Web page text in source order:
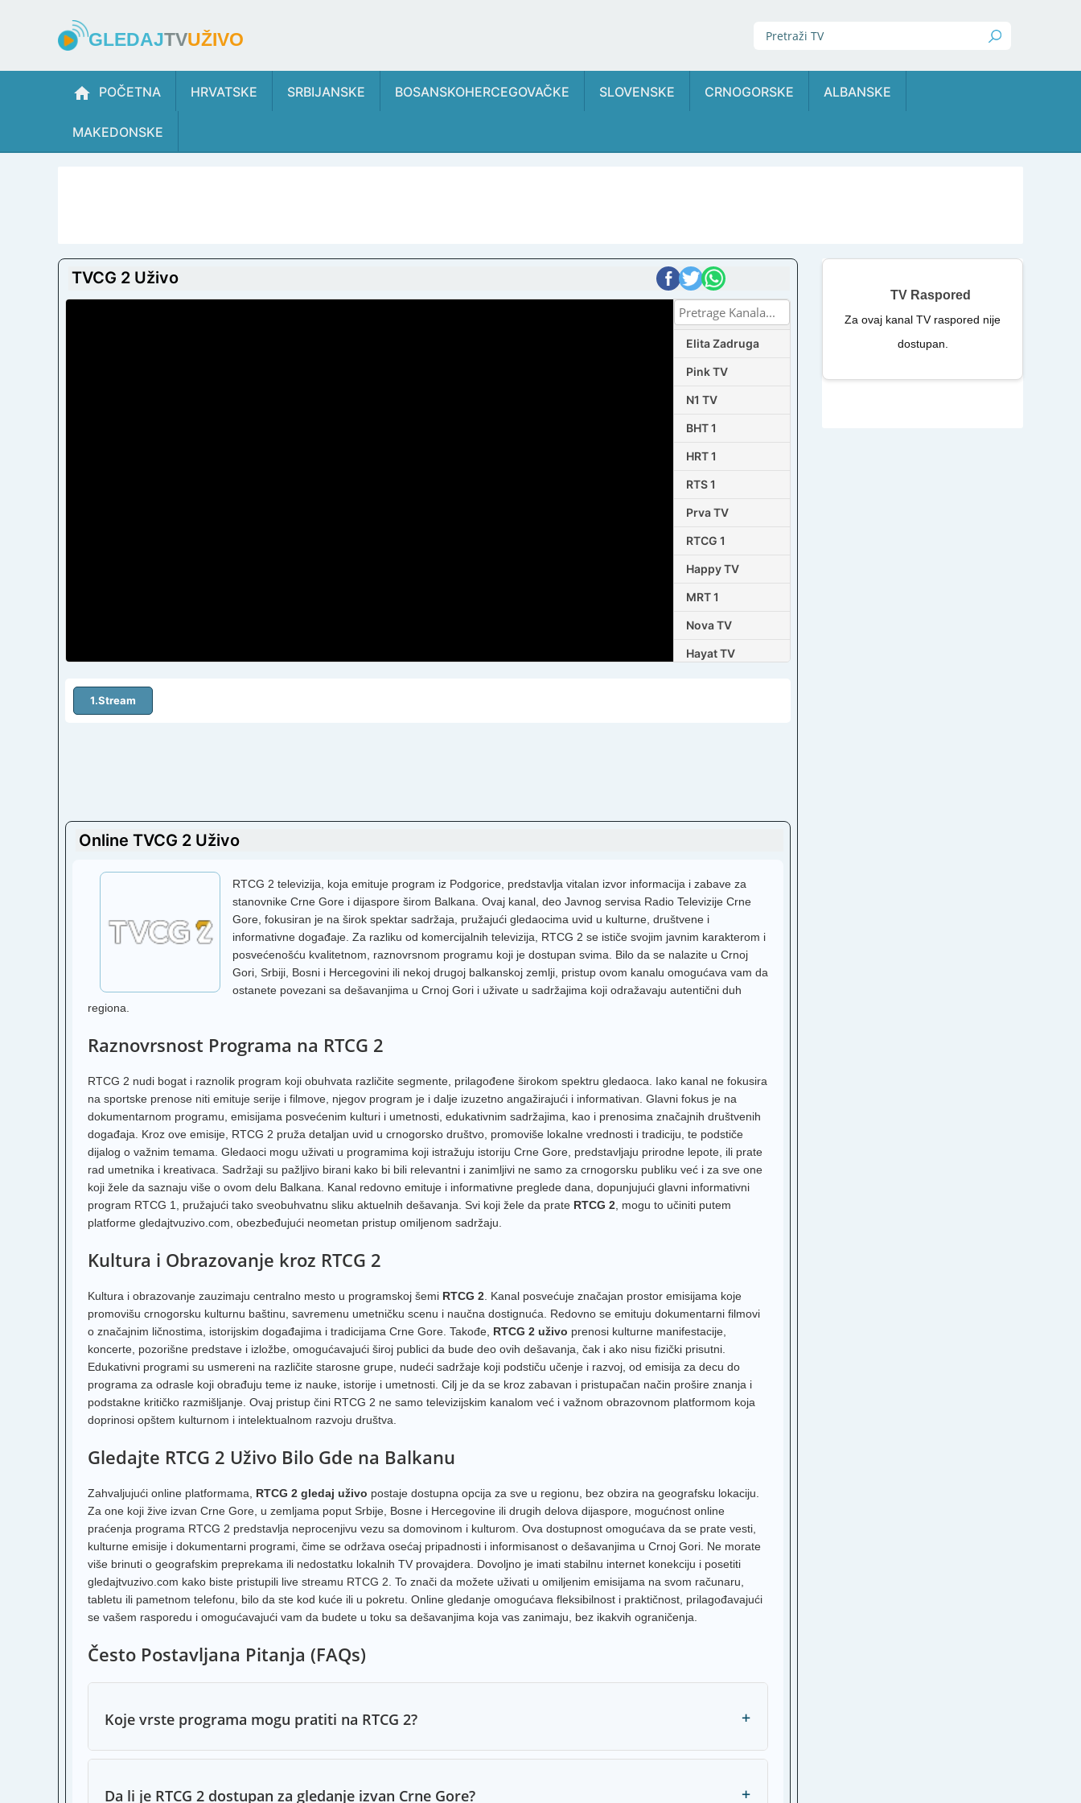
GLEDAJTVUŽIVO
POČETNA HRVATSKE SRBIJANSKE BOSANSKOHERCEGOVAČKE SLOVENSKE CRNOGORSKE ALBANSKE
MAKEDONSKE
TVCG 2 Uživo
Elita Zadruga
Pink TV
N1 TV
BHT 1
HRT 1
RTS 1
Prva TV
RTCG 1
Happy TV
MRT 1
Nova TV
Hayat TV
Red TV
FTVBiH
TV Slovenija 1
OBN TV
RTS 2
TV Koper
HRT 3
N1 SRB
Farma
TV Sitel
Nova S
RTS 3
Telma TV
Kanal 5
24 Vesti
MRT Sobraniski
RTV HB
Nova M
MRT 2 Sat
Nova BH
RTSH 1
Zadruga 3
1.Stream
Online TVCG 2 Uživo
RTCG 2 televizija, koja emituje program iz Podgorice, predstavlja vitalan izvor informacija i zabave za
stanovnike Crne Gore i dijaspore širom Balkana. Ovaj kanal, deo Javnog servisa Radio Televizije Crne
Gore, fokusiran je na širok spektar sadržaja, pružajući gledaocima uvid u kulturne, društvene i
informativne događaje. Za razliku od komercijalnih televizija, RTCG 2 se ističe svojim javnim karakterom i
posvećenošću kvalitetnom, raznovrsnom programu koji je dostupan svima. Bilo da se nalazite u Crnoj
Gori, Srbiji, Bosni i Hercegovini ili nekoj drugoj balkanskoj zemlji, pristup ovom kanalu omogućava vam da
ostanete povezani sa dešavanjima u Crnoj Gori i uživate u sadržajima koji odražavaju autentični duh
regiona.
Raznovrsnost Programa na RTCG 2
RTCG 2 nudi bogat i raznolik program koji obuhvata različite segmente, prilagođene širokom spektru gledaoca. Iako kanal ne fokusira
na sportske prenose niti emituje serije i filmove, njegov program je i dalje izuzetno angažirajući i informativan. Glavni fokus je na
dokumentarnom programu, emisijama posvećenim kulturi i umetnosti, edukativnim sadržajima, kao i prenosima značajnih društvenih
događaja. Kroz ove emisije, RTCG 2 pruža detaljan uvid u crnogorsko društvo, promoviše lokalne vrednosti i tradiciju, te podstiče
dijalog o važnim temama. Gledaoci mogu uživati u programima koji istražuju istoriju Crne Gore, predstavljaju prirodne lepote, ili prate
rad umetnika i kreativaca. Sadržaji su pažljivo birani kako bi bili relevantni i zanimljivi ne samo za crnogorsku publiku već i za sve one
koji žele da saznaju više o ovom delu Balkana. Kanal redovno emituje i informativne preglede dana, dopunjujući glavni informativni
program RTCG 1, pružajući tako sveobuhvatnu sliku aktuelnih dešavanja. Svi koji žele da prate RTCG 2 , mogu to učiniti putem
platforme gledajtvuzivo.com, obezbeđujući neometan pristup omiljenom sadržaju.
Kultura i Obrazovanje kroz RTCG 2
Kultura i obrazovanje zauzimaju centralno mesto u programskoj šemi RTCG 2 . Kanal posvećuje značajan prostor emisijama koje
promovišu crnogorsku kulturnu baštinu, savremenu umetničku scenu i naučna dostignuća. Redovno se emituju dokumentarni filmovi
o značajnim ličnostima, istorijskim događajima i tradicijama Crne Gore. Takođe, RTCG 2 uživo prenosi kulturne manifestacije,
koncerte, pozorišne predstave i izložbe, omogućavajući široj publici da bude deo ovih dešavanja, čak i ako nisu fizički prisutni.
Edukativni programi su usmereni na različite starosne grupe, nudeći sadržaje koji podstiču učenje i razvoj, od emisija za decu do
programa za odrasle koji obrađuju teme iz nauke, istorije i umetnosti. Cilj je da se kroz zabavan i pristupačan način prošire znanja i
podstakne kritičko razmišljanje. Ovaj pristup čini RTCG 2 ne samo televizijskim kanalom već i važnom obrazovnom platformom koja
doprinosi opštem kulturnom i intelektualnom razvoju društva.
Gledajte RTCG 2 Uživo Bilo Gde na Balkanu
Zahvaljujući online platformama, RTCG 2 gledaj uživo postaje dostupna opcija za sve u regionu, bez obzira na geografsku lokaciju.
Za one koji žive izvan Crne Gore, u zemljama poput Srbije, Bosne i Hercegovine ili drugih delova dijaspore, mogućnost online
praćenja programa RTCG 2 predstavlja neprocenjivu vezu sa domovinom i kulturom. Ova dostupnost omogućava da se prate vesti,
kulturne emisije i dokumentarni programi, čime se održava osećaj pripadnosti i informisanost o dešavanjima u Crnoj Gori. Ne morate
više brinuti o geografskim preprekama ili nedostatku lokalnih TV provajdera. Dovoljno je imati stabilnu internet konekciju i posetiti
gledajtvuzivo.com kako biste pristupili live streamu RTCG 2. To znači da možete uživati u omiljenim emisijama na svom računaru,
tabletu ili pametnom telefonu, bilo da ste kod kuće ili u pokretu. Online gledanje omogućava fleksibilnost i praktičnost, prilagođavajući
se vašem rasporedu i omogućavajući vam da budete u toku sa dešavanjima koja vas zanimaju, bez ikakvih ograničenja.
Često Postavljana Pitanja (FAQs)
Koje vrste programa mogu pratiti na RTCG 2? +
Da li je RTCG 2 dostupan za gledanje izvan Crne Gore? +
TV Raspored
Za ovaj kanal TV raspored nije
dostupan.